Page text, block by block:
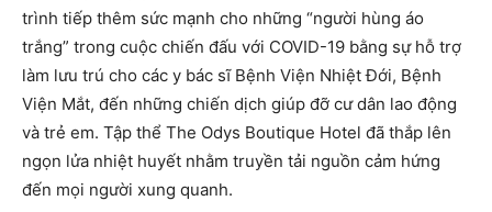
trình tiếp thêm sức mạnh cho những “người hùng áo
trắng” trong cuộc chiến đấu với COVID-19 bằng sự hỗ trợ
làm lưu trú cho các y bác sĩ Bệnh Viện Nhiệt Đới, Bệnh
Viện Mắt, đến những chiến dịch giúp đỡ cư dân lao động
và trẻ em. Tập thể The Odys Boutique Hotel đã thắp lên
ngọn lửa nhiệt huyết nhằm truyền tải nguồn cảm hứng
đến mọi người xung quanh.